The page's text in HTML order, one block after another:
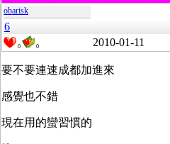
obarisk
6
0 0 2010-01-11
要不要連速成都加進來
感覺也不錯
現在用的蠻習慣的